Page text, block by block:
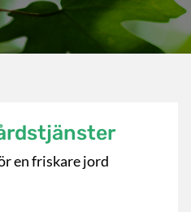
en friskare jord